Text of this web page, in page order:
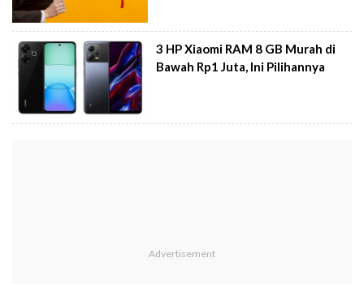
3 HP Xiaomi RAM 8 GB Murah di
Bawah Rp1 Juta, Ini Pilihannya